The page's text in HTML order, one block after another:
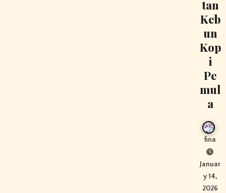
tan
Keb
un
Kop
i
Pe
mul
a
fina
Januar
y 14,
2026